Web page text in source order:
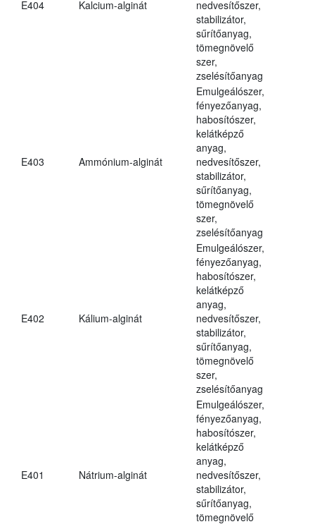
E404 Kalcium-alginát
nedvesítőszer,
stabilizátor,
sűrítőanyag,
tömegnövelő
szer,
zselésítőanyag
E403 Ammónium-alginát
Emulgeálószer,
fényezőanyag,
habosítószer,
kelátképző
anyag,
nedvesítőszer,
stabilizátor,
sűrítőanyag,
tömegnövelő
szer,
zselésítőanyag
E402 Kálium-alginát
Emulgeálószer,
fényezőanyag,
habosítószer,
kelátképző
anyag,
nedvesítőszer,
stabilizátor,
sűrítőanyag,
tömegnövelő
szer,
zselésítőanyag
E401 Nátrium-alginát
Emulgeálószer,
fényezőanyag,
habosítószer,
kelátképző
anyag,
nedvesítőszer,
stabilizátor,
sűrítőanyag,
tömegnövelő